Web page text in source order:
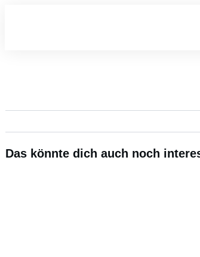
Das könnte dich auch noch